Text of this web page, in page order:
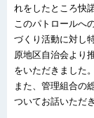
れをしたところ快
このパトロールへ
づくり活動に対し
原地区自治会より
をいただきました。
また、管理組合の
ついてお話いただ